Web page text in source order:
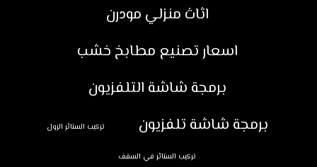
اثاث منزلي مودرن
اسعار تصنيع مطابخ خشب
برمجة شاشة التلفزيون
برمجة شاشة تلفزيون
تركيب الستائر الرول
تركيب الستائر في السقف